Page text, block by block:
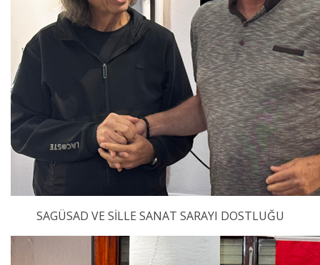
SAGÜSAD VE SİLLE SANAT SARAYI DOSTLUĞU